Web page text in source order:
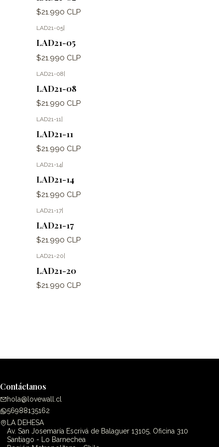
$21.990 CLP
LAD21-05
LAD21-05
$21.990 CLP
LAD21-08|
LAD21-08
$21.990 CLP
LAD21-11|
LAD21-11
$21.990 CLP
LAD21-14
LAD21-14
$21.990 CLP
LAD21-17|
LAD21-17
$21.990 CLP
LAD21-20
LAD21-20
$21.990 CLP
Contáctanos
hola@lovewall.cl
56988135162
LA DEHESA
Av. San Josemaría Escrivá de Balaguer 13105, Oficina 310
Santiago - Lo Barnechea